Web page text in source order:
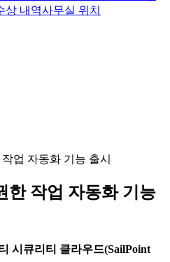
상 내역사무실 위치
업 자동화 기능 출시
한 작업 자동화 기능
시큐리티 클라우드(SailPoint